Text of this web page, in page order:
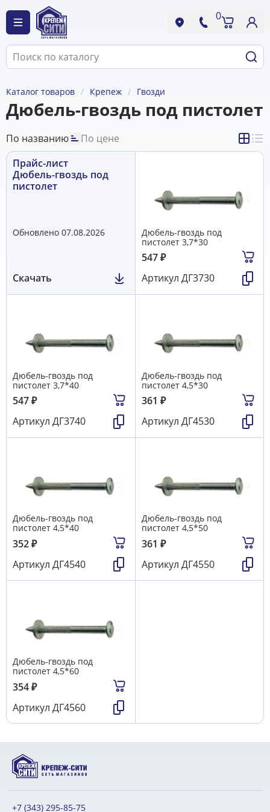
0
Каталог товаров Крепеж Гвозди
Дюбель-гвоздь под пистолет
По названию
По цене
Прайс-лист
Дюбель-гвоздь под
пистолет
Обновлено 07.08.2026
Скачать
Дюбель-гвоздь под
пистолет 3,7*30
547₽
Артикул ДГ3730
Дюбель-гвоздь под
пистолет 3,7*40
547₽
Артикул ДГ3740
Дюбель-гвоздь под
пистолет 4,5*30
361 ₽
Артикул ДГ4530
Дюбель-гвоздь под
пистолет 4,5*40
352₽
Артикул ДГ4540
Дюбель-гвоздь под
пистолет 4,5*50
361 ₽
Артикул ДГ4550
Дюбель-гвоздь под
пистолет 4,5*60
354₽
Артикул ДГ4560
+7 (343) 295-85-75